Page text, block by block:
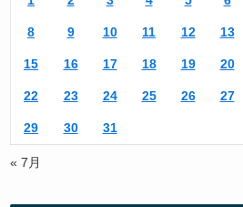
8 9 10 11 12 13
15 16 17 18 19 20
22 23 24 25 26 27
29 30 31
« 7月